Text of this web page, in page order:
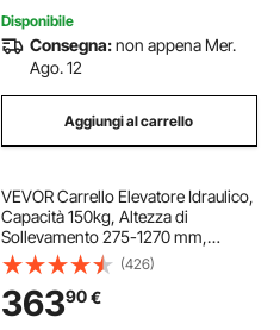
Disponibile
Consegna:non appena Mer.
Ago. 12
Aggiungi al carrello
VEVOR Carrello Elevatore Idraulico,
Capacità 150kg, Altezza di
Sollevamento 275-1270 mm,
Piattaforma Elevatore Manuale a
Forbice Doppia con 4 Ruote
Cuscinetto Antiscivolo, Carrello
Idraulico a Forbice
(426)
36390€